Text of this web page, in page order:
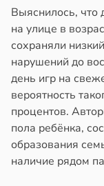
в20:59
Выяснилось, что
на улице в
сохраняли
нарушений до
день игр на
вероятность
процентов.
пола ребёнка,
образования
наличие рядом
в17:40